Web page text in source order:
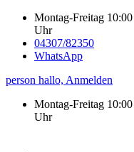
Montag-Freitag
Uhr
04307/82350
WhatsApp
person hallo, Anmelden
Montag-Freitag
Uhr